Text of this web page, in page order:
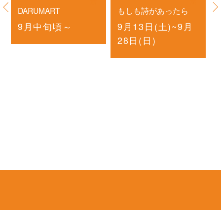
DARUMART
9月中旬頃～
もしも詩があったら
9月13日(土)~9月
28日(日)